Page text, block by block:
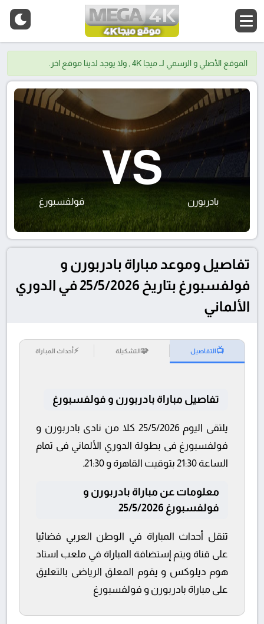
الموقع الأصلي و الرسمي لــ ميجا 4K , ولا يوجد لدينا موقع اخر.
بادربورن
VS
فولفسبورغ
تفاصيل وموعد مباراة بادربورن و
فولفسبورغ بتاريخ 25/5/2026 في الدوري
الألماني
📺التفاصيل 🧩التشكيلة ⚡أحداث المباراة
تفاصيل مباراة بادربورن و فولفسبورغ
يلتقى اليوم 25/5/2026 كلا من نادى بادربورن و
فولفسبورغ فى بطولة الدوري الألماني فى تمام
الساعة 21:30 بتوقيت القاهرة و 21:30.
معلومات عن مباراة بادربورن و
فولفسبورغ 25/5/2026
تنقل أحداث المباراة في الوطن العربي فضائيا
على قناة ويتم إستضافة المباراة في ملعب استاد
هوم ديلوكس و يقوم المعلق الرياضى بالتعليق
على مباراة بادربورن و فولفسبورغ